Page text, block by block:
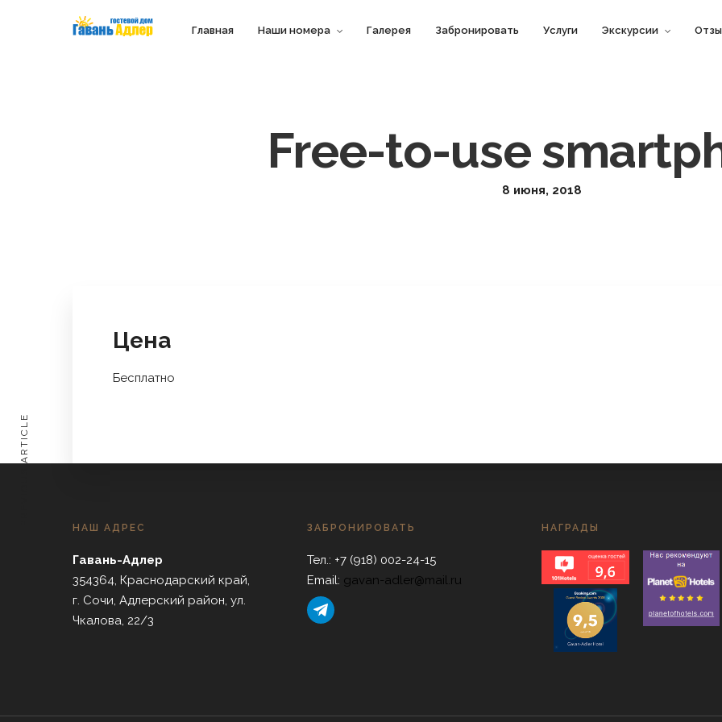
Главная Наши номера Галерея Забронировать Услуги Экскурсии
Free-to-use
8 июня, 2018
Цена
Бесплатно
PREVIOUS ARTICLE
НАШ АДРЕС
Гавань-Адлер
354364, Краснодарский край,
г. Сочи, Адлерский район, ул.
Чкалова, 22/3
ЗАБРОНИРОВАТЬ
Тел.: +7 (918) 002-24-15
Email: gavan-adler@mail.ru
telegram
НАГРАДЫ